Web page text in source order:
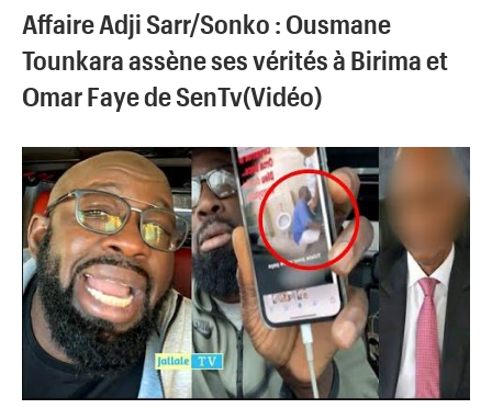
Affaire Adji Sarr/Sonko : Ousmane
Tounkara assène ses vérités à Birima et
Omar Faye de SenTv(Vidéo)